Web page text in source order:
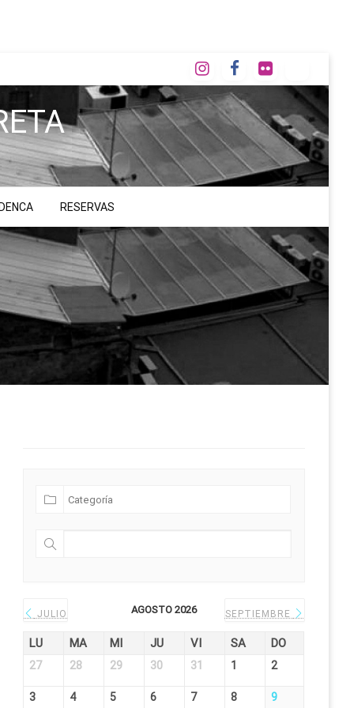
RESERVAS
JULIO AGOSTO 2026 SEPTIEMBRE
LU MA MI JU VI SA DO
27 28 29 30 31 1 2
3 4 5 6 7 8 9